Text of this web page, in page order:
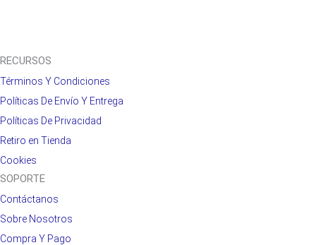
RECURSOS
Términos Y Condiciones
Políticas De Envío Y Entrega
Políticas De Privacidad
Retiro en Tienda
Cookies
SOPORTE
Contáctanos
Sobre Nosotros
Compra Y Pago